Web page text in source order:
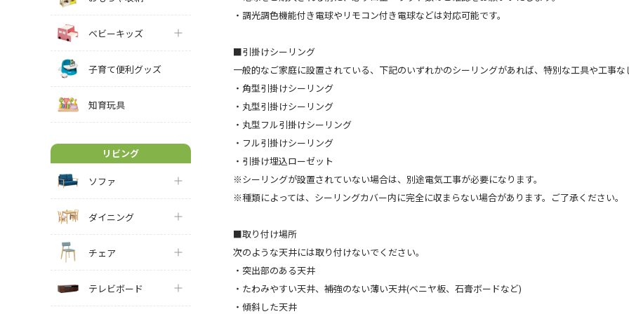
ベビーキッズ
子育て便利グッズ
知育玩具
リビング
ソファ
ダイニング
チェア
テレビボード
・調光調色機能付き電球やリモコン付き電球などは対応可能です。
■引掛けシーリング
一般的なご家庭に設置されている、下記のいずれかのシーリングがあれば、特別な工具や工事な
・角型引掛けシーリング
・丸型引掛けシーリング
・丸型フル引掛けシーリング
・フル引掛けシーリング
・引掛け埋込ローゼット
※シーリングが設置されていない場合は、別途電気工事が必要になります。
※種類によっては、シーリングカバー内に完全に収まらない場合があります。ご了承ください。
■取り付け場所
次のような天井には取り付けないでください。
・突出部のある天井
・たわみやすい天井、補強のない薄い天井(ベニヤ板、石膏ボードなど)
・傾斜した天井